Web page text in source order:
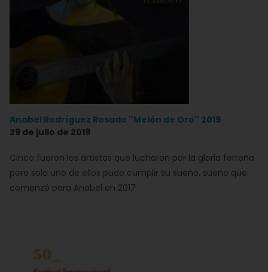
Anabel Rodríguez Rosado ''Melón de Oro'' 2019
29 de julio de 2019
Cinco fueron los artistas que lucharon por la gloria ferreña
pero solo uno de ellos pudo cumplir su sueño, sueño que
comenzó para Anabel en 2017